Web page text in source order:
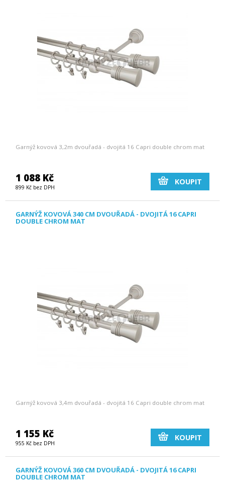
Garnýž kovová 3,2m dvouřadá - dvojitá 16 Capri double chrom mat
1 088 Kč
899 Kč bez DPH
KOUPIT
GARNÝŽ KOVOVÁ 340 CM DVOUŘADÁ - DVOJITÁ 16 CAPRI
DOUBLE CHROM MAT
Garnýž kovová 3,4m dvouřadá - dvojitá 16 Capri double chrom mat
1 155 Kč
955 Kč bez DPH
KOUPIT
GARNÝŽ KOVOVÁ 360 CM DVOUŘADÁ - DVOJITÁ 16 CAPRI
DOUBLE CHROM MAT